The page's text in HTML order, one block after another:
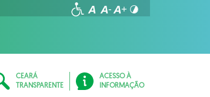
CEARÁ
TRANSPARENTE
ACESSO À
INFORMAÇÃO